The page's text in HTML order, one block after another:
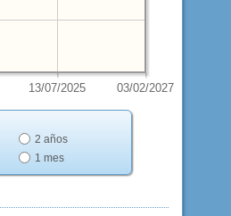
13/07/2025 03/02/2027
2 años
1 mes